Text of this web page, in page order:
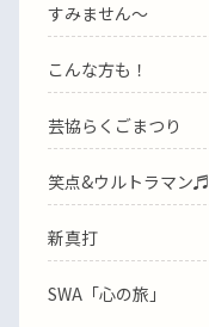
すみません〜
こんな方も！
芸協らくごまつり
笑点&ウルトラマン♬
新真打
SWA「心の旅」